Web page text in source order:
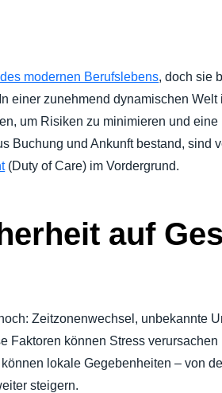
Norway
modernen Berufslebens, doch sie
einer zunehmend dynamischen
um Risiken zu minimieren und
Buchung und Ankunft bestand, sind
(Duty of Care) im Vordergrund.
auf
Zeitzonenwechsel, unbekannte
Faktoren können Stress
lokale Gegebenheiten – von
steigern.